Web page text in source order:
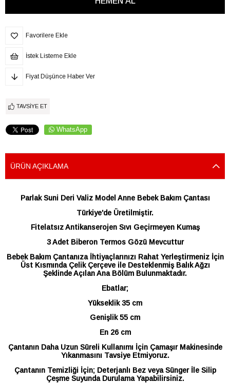
Favorilere Ekle
İstek Listeme Ekle
Fiyat Düşünce Haber Ver
TAVSIYE ET
WhatsApp
ÜRÜN AÇIKLAMA
Parlak Suni Deri Valiz Model Anne Bebek Bakım Çantası
Türkiye'de Üretilmiştir.
Fitelatsız Antikanserojen Sıvı Geçirmeyen Kumaş
3 Adet Biberon Termos Gözü Mevcuttur
Bebek Bakım Çantanıza İhtiyaçlarınızı Rahat Yerleştirmeniz İçin
Üst Kısmında Çelik Çerçeve ile Desteklenmiş Balık Ağzı
Şeklinde Açılan Ana Bölüm Bulunmaktadır.
Ebatlar;
Yükseklik 35 cm
Genişlik 55 cm
En 26 cm
Çantanın Daha Uzun Süreli Kullanımı İçin Çamaşır Makinesinde
Yıkanmasını Tavsiye Etmiyoruz.
Çantanın Temizliği İçin; Deterjanlı Bez veya Sünger İle Silip
Çeşme Suyunda Durulama Yapabilirsiniz.